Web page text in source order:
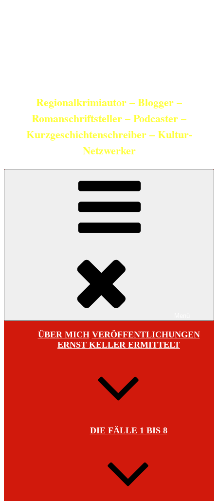
Regionalkrimiautor – Blogger –
Romanschriftsteller – Podcaster –
Kurzgeschichtenschreiber – Kultur-
Netzwerker
ÜBER MICH VERÖFFENTLICHUNGEN
ERNST KELLER ERMITTELT
DIE FÄLLE 1 BIS 8